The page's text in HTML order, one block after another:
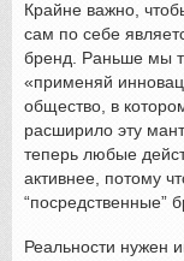
Крайне важно,
сам по себе
бренд. Раньше мы
«применяй
общество, в
расширило эту
теперь любые
активнее, потому
“посредственные”
Реальности нужен